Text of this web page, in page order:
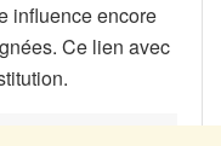
influence encore
Ce lien avec